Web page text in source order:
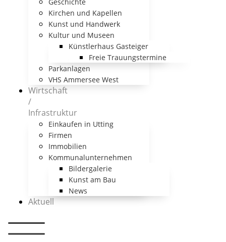
Geschichte
Kirchen und Kapellen
Kunst und Handwerk
Kultur und Museen
Künstlerhaus Gasteiger
Freie Trauungstermine
Parkanlagen
VHS Ammersee West
Wirtschaft
/
Infrastruktur
Einkaufen in Utting
Firmen
Immobilien
Kommunalunternehmen
Bildergalerie
Kunst am Bau
News
Aktuell